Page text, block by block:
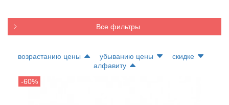
Все фильтры
возрастанию цены убыванию цены
скидке
алфавиту